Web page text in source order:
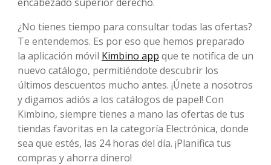
¿No tienes tiempo para consultar todas las ofertas?
Te entendemos. Es por eso que hemos preparado
la aplicación móvil Kimbino app que te notifica de un
nuevo catálogo, permitiéndote descubrir los
últimos descuentos mucho antes. ¡Únete a nosotros
y digamos adiós a los catálogos de papel! Con
Kimbino, siempre tienes a mano las ofertas de tus
tiendas favoritas en la categoría Electrónica, donde
sea que estés, las 24 horas del día. ¡Planifica tus
compras y ahorra dinero!